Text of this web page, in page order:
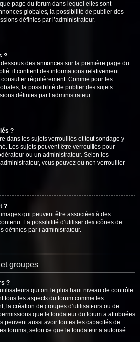
page du forum dans lequel elles sont
globales, la possibilité de publier des
définies par l’administrateur.
?
des annonces sur la première page du
il contient des informations relativement
régulièrement. Comme pour les
la possibilité de publier des sujets
définies par l’administrateur.
?
dans les sujets verrouillés et tout sondage y
Les sujets peuvent être verrouillés pour
ou un administrateur. Selon les
vous pouvez ou non verrouiller
?
qui peuvent être associées à des
La possibilité d’utiliser des icônes de
définies par l’administrateur.
groupes
?
qui ont le plus haut niveau de contrôle
tous les aspects du forum comme les
la création de groupes d’utilisateurs ou de
que le fondateur du forum a attribuées
peuvent aussi avoir toutes les capacités de
forums, selon ce que le fondateur a autorisé.